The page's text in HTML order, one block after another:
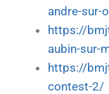
andre-sur-
https://
aubin-sur-
https://
contest-2/